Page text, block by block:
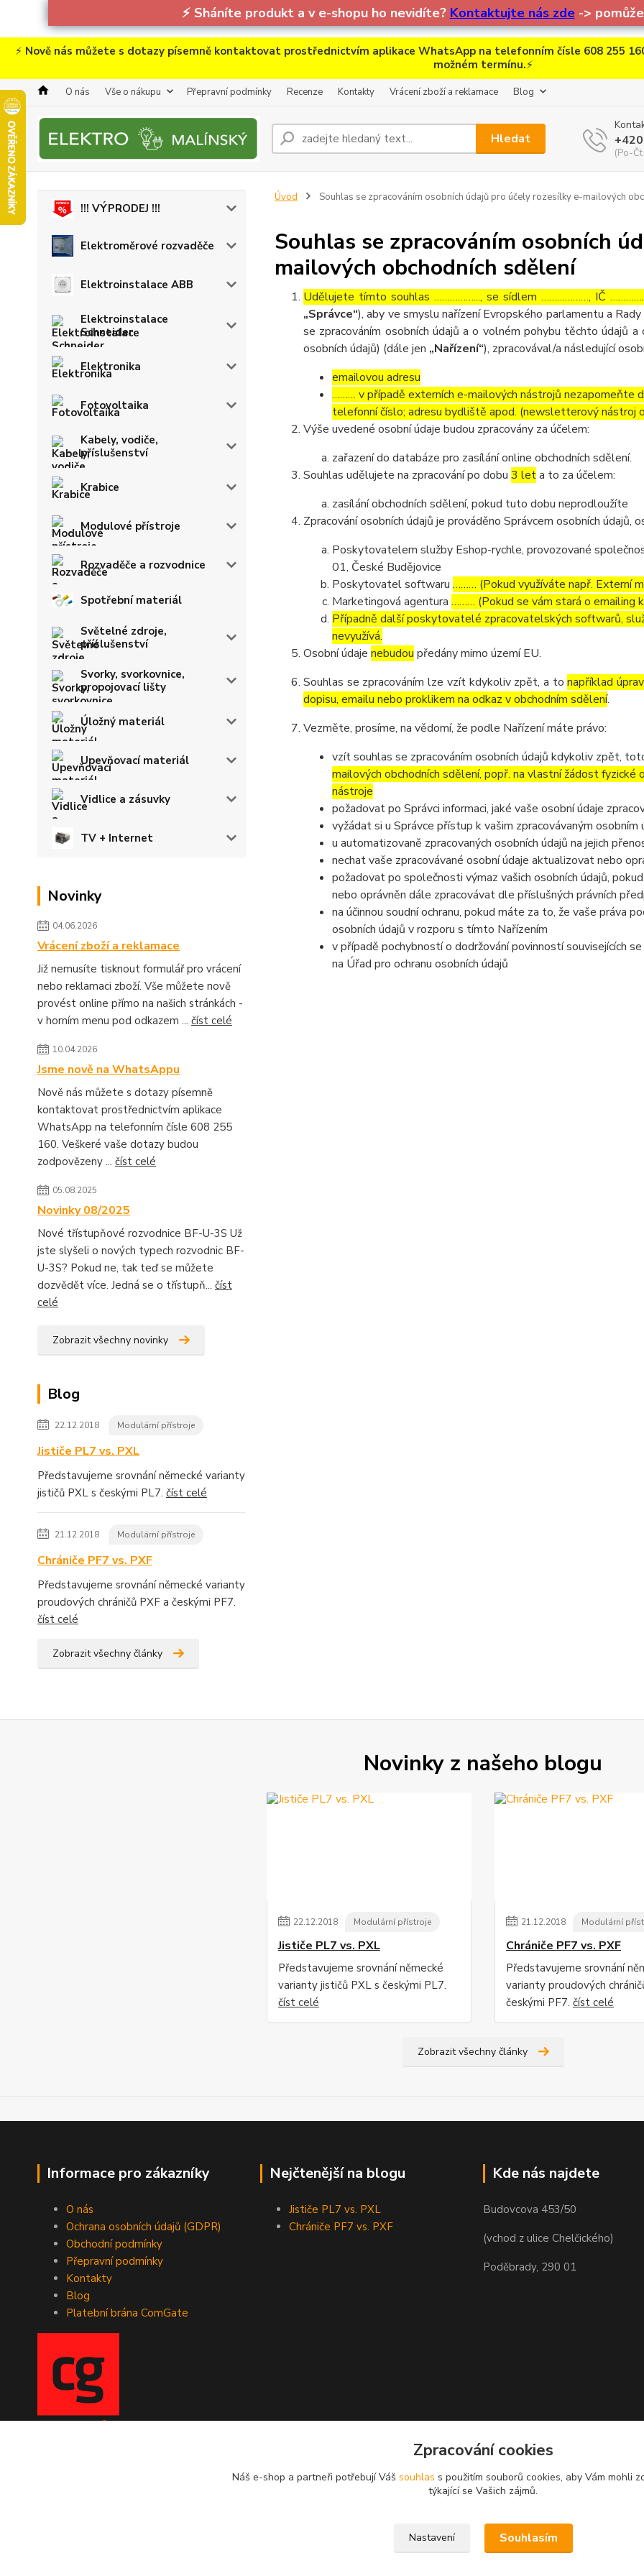
⚡ Sháníte produkt a v e-shopu ho nevidíte? Kontaktujte nás zde->
⚡ Nově nás můžete s dotazy písemně kontaktovat prostřednictvím aplikace WhatsApp na telefonním čísle 608 255
možném termínu.⚡
O nás Vše o nákupu Přepravní podmínky Recenze Kontakty Vrácení zboží a reklamace Blog
Hledat
(Po-
!!! VÝPRODEJ !!!
Elektroměrové rozvaděče
Elektroinstalace ABB
Elektroinstalace
Schneider
Elektronika
Fotovoltaika
Kabely, vodiče,
příslušenství
Krabice
Modulové přístroje
Rozvaděče a rozvodnice
Spotřební materiál
Světelné zdroje,
příslušenství
Svorky, svorkovnice,
propojovací lišty
Úložný materiál
Upevňovací materiál
Vidlice a zásuvky
TV + Internet
Novinky
04.06.2026
Vrácení zboží a reklamace
Již nemusíte tisknout formulář pro vrácení
nebo reklamaci zboží. Vše můžete nově
provést online přímo na našich stránkách -
v horním menu pod odkazem ... číst celé
10.04.2026
Jsme nově na WhatsAppu
Nově nás můžete s dotazy písemně
kontaktovat prostřednictvím aplikace
WhatsApp na telefonním čísle 608 255
160. Veškeré vaše dotazy budou
zodpovězeny ... číst celé
05.08.2025
Novinky 08/2025
Nové třístupňové rozvodnice BF-U-3S Už
jste slyšeli o nových typech rozvodnic BF-
U-3S? Pokud ne, tak teď se můžete
dozvědět více. Jedná se o třístupň... číst
celé
Zobrazit všechny novinky
Blog
22.12.2018 Modulární přístroje
Jističe PL7 vs. PXL
Představujeme srovnání německé varianty
jističů PXL s českými PL7. číst celé
21.12.2018 Modulární přístroje
Chrániče PF7 vs. PXF
Představujeme srovnání německé varianty
proudových chráničů PXF a českými PF7.
číst celé
Zobrazit všechny články
Úvod Souhlas se zpracováním osobních údajů pro účely rozesílky e-mailových
Souhlas se zpracováním osobních
mailových obchodních sdělení
Udělujete tímto souhlas ……………..., se sídlem ………………, IČ
„Správce“), aby ve smyslu nařízení Evropského parlamentu a
se zpracováním osobních údajů a o volném pohybu těchto údajů
osobních údajů) (dále jen „Nařízení“), zpracovával/a následující
emailovou adresu
……… v případě externích e-mailových nástrojů nezapomeňte
telefonní číslo; adresu bydliště apod. (newsletterový nástroj
Výše uvedené osobní údaje budou zpracovány za účelem:
zařazení do databáze pro zasílání online obchodních sdělení.
Souhlas udělujete na zpracování po dobu 3 leta to za účelem:
zasílání obchodních sdělení, pokud tuto dobu neprodloužíte
Zpracování osobních údajů je prováděno Správcem osobních
Poskytovatelem služby Eshop-rychle, provozované
01, České Budějovice
Poskytovatel softwaru ……… (Pokud využíváte např. Externí
Marketingová agentura ……… (Pokud se vám stará o emailing
Případně další poskytovatelé zpracovatelských softwarů,
nevyužívá.
Osobní údaje nebudou předány mimo území EU.
Souhlas se zpracováním lze vzít kdykoliv zpět, a tonapříklad
dopisu, emailu nebo proklikem na odkaz v obchodním sdělení.
Vezměte, prosíme, na vědomí, že podle Nařízení máte právo:
vzít souhlas se zpracováním osobních údajů kdykoliv zpět,
mailových obchodních sdělení, popř. na vlastní žádost
nástroje
požadovat po Správci informaci, jaké vaše osobní údaje
vyžádat si u Správce přístup k vašim zpracovávaným osobním
u automatizovaně zpracovaných osobních údajů na jejich
nechat vaše zpracovávané osobní údaje aktualizovat nebo
požadovat po společnosti výmaz vašich osobních údajů,
nebo oprávněn dále zpracovávat dle příslušných právních
na účinnou soudní ochranu, pokud máte za to, že vaše práva
osobních údajů v rozporu s tímto Nařízením
v případě pochybností o dodržování povinností souvisejících
na Úřad pro ochranu osobních údajů
Novinky z našeho blogu
22.12.2018 Modulární přístroje
Jističe PL7 vs. PXL
Představujeme srovnání německé
varianty jističů PXL s českými PL7.
číst celé
21.12.2018 Modulární
Chrániče PF7 vs. PXF
Představujeme srovnání
varianty proudových
českými PF7. číst celé
Zobrazit všechny články
Informace pro zákazníky
O nás
Ochrana osobních údajů (GDPR)
Obchodní podmínky
Přepravní podmínky
Kontakty
Blog
Platební brána ComGate
Nejčtenější na blogu
Jističe PL7 vs. PXL
Chrániče PF7 vs. PXF
Kde nás najdete
Budovcova 453/50
(vchod z ulice Chelčického)
Poděbrady, 290 01
Zpracování cookies
Náš e-shop a partneři potřebují Váš souhlas s použitím souborů cookies, aby Vám mohli
týkající se Vašich zájmů.
Nastavení Souhlasím